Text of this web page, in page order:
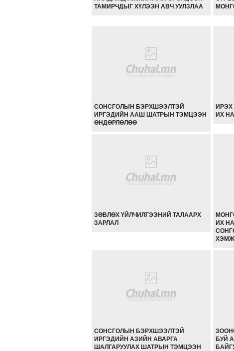
ТАМИРЧДЫГ ХҮЛЭЭН АВЧ УУЛЗЛАА
СОНСГОЛЫН БЭРХШЭЭЛТЭЙ
ИРГЭДИЙН ААШ ШАТРЫН ТЭМЦЭЭН
ӨНДӨРЛӨЛӨӨ
ИХ
ЗӨВЛӨХ ҮЙЛЧИЛГЭЭНИЙ ТАЛААРХ
ЗАРЛАЛ
ИХ
СОНСГОЛЫН БЭРХШЭЭЛТЭЙ
ИРГЭДИЙН АЗИЙН АВАРГА
ШАЛГАРУУЛАХ ШАТРЫН ТЭМЦЭЭН
БУЙ